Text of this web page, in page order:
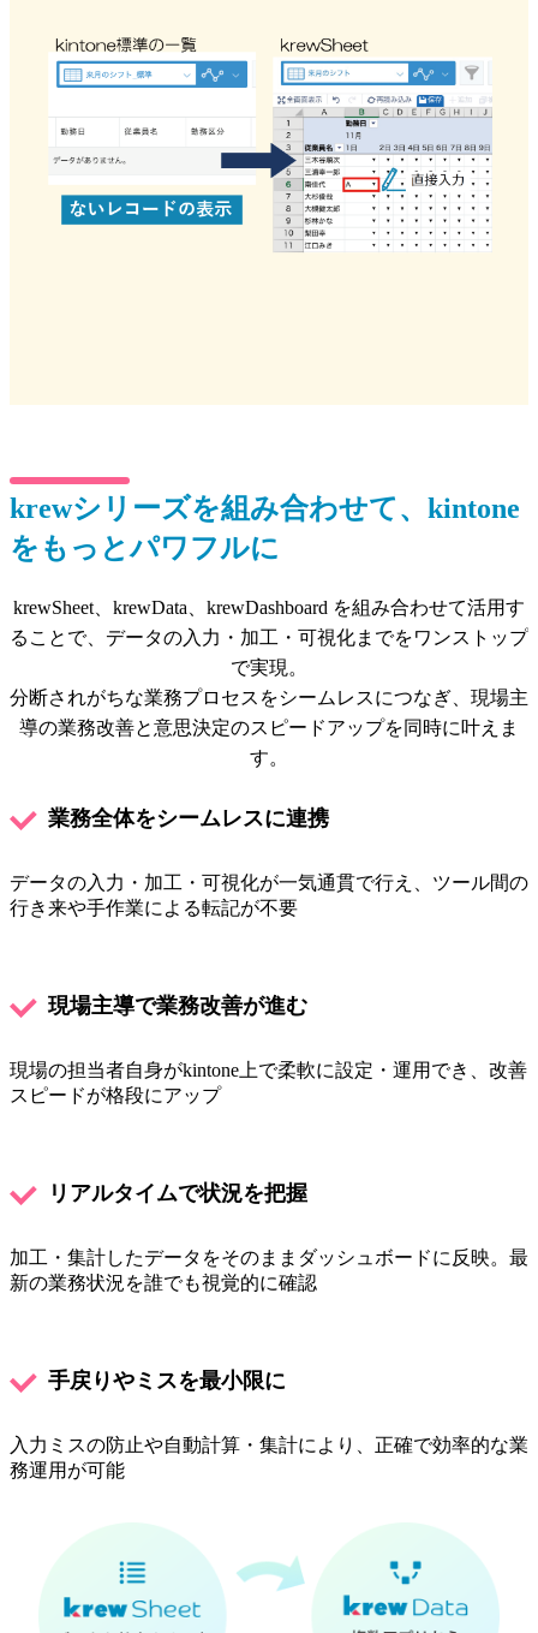
krewシリーズを組み合わせて、kintone
をもっとパワフルに
krewSheet、krewData、krewDashboard を組み合わせて活用す
ることで、データの入力・加工・可視化までをワンストップ
で実現。
分断されがちな業務プロセスをシームレスにつなぎ、現場主
導の業務改善と意思決定のスピードアップを同時に叶えま
す。
業務全体をシームレスに連携
データの入力・加工・可視化が一気通貫で行え、ツール間の
行き来や手作業による転記が不要
現場主導で業務改善が進む
現場の担当者自身がkintone上で柔軟に設定・運用でき、改善
スピードが格段にアップ
リアルタイムで状況を把握
加工・集計したデータをそのままダッシュボードに反映。最
新の業務状況を誰でも視覚的に確認
手戻りやミスを最小限に
入力ミスの防止や自動計算・集計により、正確で効率的な業
務運用が可能